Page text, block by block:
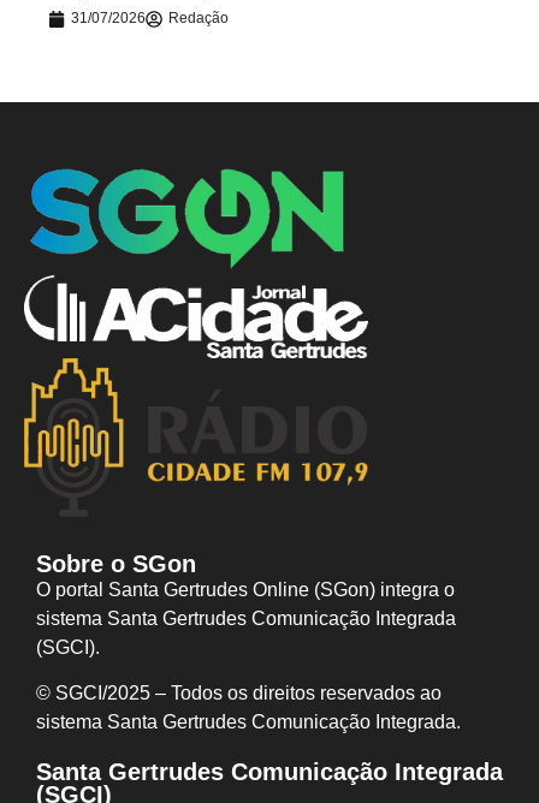
31/07/2026 Redação
Sobre o SGon
O portal Santa Gertrudes Online (SGon) integra o
sistema Santa Gertrudes Comunicação Integrada
(SGCI).
© SGCI/2025 – Todos os direitos reservados ao
sistema Santa Gertrudes Comunicação I ntegrada.
Santa Gertrudes Comunicação Integrada
(SGCI)